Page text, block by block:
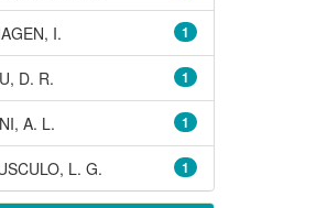
1
I.
1
D. R.
1
A. L.
1
L. G.